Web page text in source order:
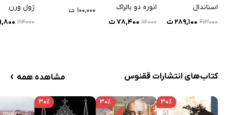
استاندال
۴۱۳۰۰۰ ۲۸۹,۱۰۰ ت
انوره دو بالزاک
۱۱۲۰۰۰ ۷۸,۴۰۰ ت
۱۰۰,۰۰۰ ت
ژول ورن
۲۱۴۰۰۰
کتاب‌های انتشارات ققنوس مشاهده همه ›
۳۰٪ ۳۰٪ ۳۰٪